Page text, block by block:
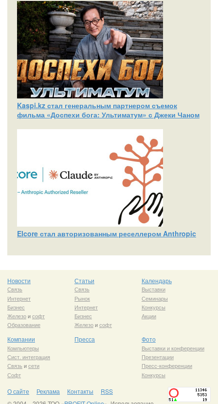
Kaspi.kz стал генеральным партнером съемок
фильма «Доспехи бога: Ультиматум» с Джеки Чаном
Elcore стал авторизованным реселлером Anthropic
Новости
Связь
Интернет
Бизнес
Железоисофт
Образование
Статьи
Связь
Рынок
Интернет
Бизнес
Железоисофт
Календарь
Выставки
Семинары
Конкурсы
Акции
Компании
Компьютеры
Сист. интеграция
Связь исети
Софт
Пресса Фото
Выставки и конференции
Презентации
Пресс-конференции
Конкурсы
О сайте Реклама Контакты
RSS